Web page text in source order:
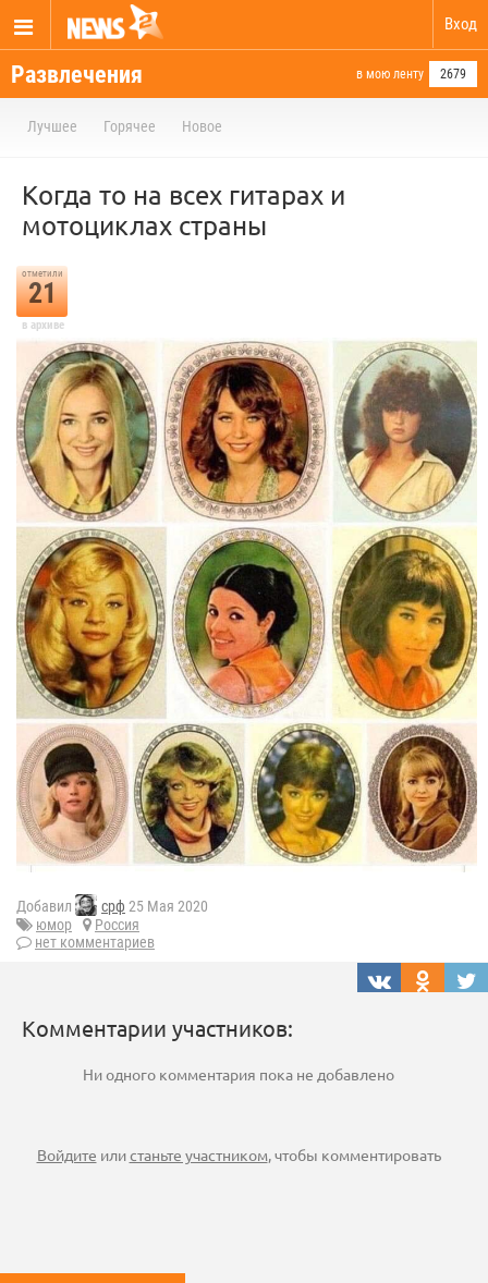
Вход
Развлечения в мою ленту 2679
Лучшее Горячее Новое
Когда то на всех гитарах и
мотоциклах страны
отметили
21
в архиве
Добавил срф 25 Мая 2020
юмор
Россия
нет комментариев
Комментарии участников:
Ни одного комментария пока не добавлено
Войдите илистаньте участником, чтобы комментировать